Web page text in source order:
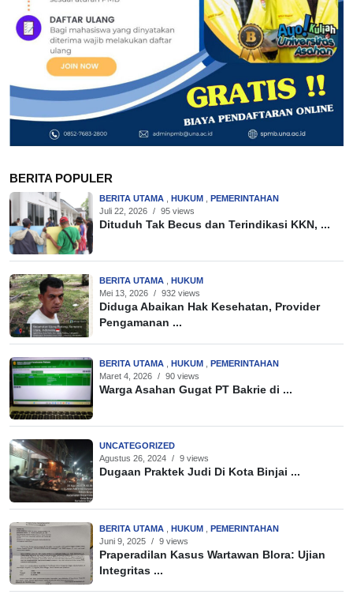
BERITA POPULER
BERITA UTAMA HUKUM
PEMERINTAHAN
Juli 22, 2026 / 95 views
Dituduh Tak Becus dan Terindikasi KKN, ...
BERITA UTAMA
HUKUM
Mei 13, 2026 / 932 views
Diduga Abaikan Hak Kesehatan, Provider
Pengamanan ...
BERITA UTAMA HUKUM
PEMERINTAHAN
Maret 4, 2026 / 90 views
Warga Asahan Gugat PT Bakrie di ...
UNCATEGORIZED
Agustus 26, 2024 / 9 views
Dugaan Praktek Judi Di Kota Binjai ...
BERITA UTAMA HUKUM
PEMERINTAHAN
Juni 9, 2025 / 9 views
Praperadilan Kasus Wartawan Blora: Ujian
Integritas ...